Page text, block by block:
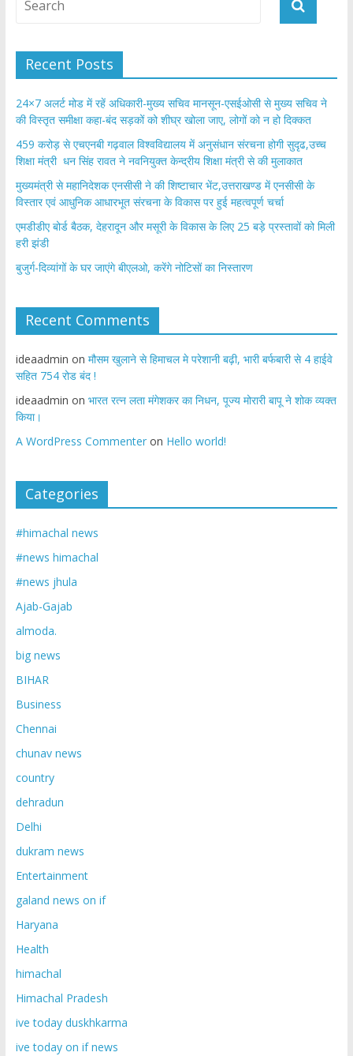
Recent Posts
24×7 अलर्ट मोड में रहें अधिकारी-मुख्य सचिव मानसून-एसईओसी से मुख्य सचिव ने
की विस्तृत समीक्षा कहा-बंद सड़कों को शीघ्र खोला जाए, लोगों को न हो दिक्कत
459 करोड़ से एचएनबी गढ़वाल विश्वविद्यालय में अनुसंधान संरचना होगी सुदृढ,उच्च
शिक्षा मंत्री धन सिंह रावत ने नवनियुक्त केन्द्रीय शिक्षा मंत्री से की मुलाकात
मुख्यमंत्री से महानिदेशक एनसीसी ने की शिष्टाचार भेंट,उत्तराखण्ड में एनसीसी के
विस्तार एवं आधुनिक आधारभूत संरचना के विकास पर हुई महत्वपूर्ण चर्चा
एमडीडीए बोर्ड बैठक, देहरादून और मसूरी के विकास के लिए 25 बड़े प्रस्तावों को मिली
हरी झंडी
बुजुर्ग-दिव्यांगों के घर जाएंगे बीएलओ, करेंगे नोटिसों का निस्तारण
Recent Comments
ideaadmin on मौसम खुलाने से हिमाचल मे परेशानी बढ़ी, भारी बर्फबारी से 4 हाईवे
सहित 754 रोड बंद !
ideaadmin on भारत रत्न लता मंगेशकर का निधन, पूज्य मोरारी बापू ने शोक व्यक्त
किया।
A WordPress Commenteron Hello world!
Categories
#himachal news
#news himachal
#news jhula
Ajab-Gajab
almoda.
big news
BIHAR
Business
Chennai
chunav news
country
dehradun
Delhi
dukram news
Entertainment
galand news on if
Haryana
Health
himachal
Himachal Pradesh
ive today duskhkarma
ive today on if news